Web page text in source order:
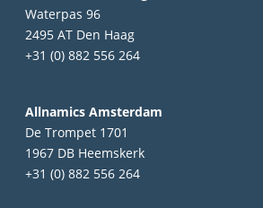
Waterpas 96
2495 AT Den Haag
+31 (0) 882 556 264
Allnamics Amsterdam
De Trompet 1701
1967 DB Heemskerk
+31 (0) 882 556 264